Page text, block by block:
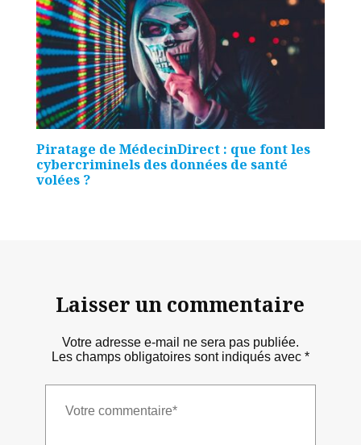
Piratage de MédecinDirect : que font les
cybercriminels des données de santé
volées ?
Laisser un commentaire
Votre adresse e-mail ne sera pas publiée.
Les champs obligatoires sont indiqués avec *